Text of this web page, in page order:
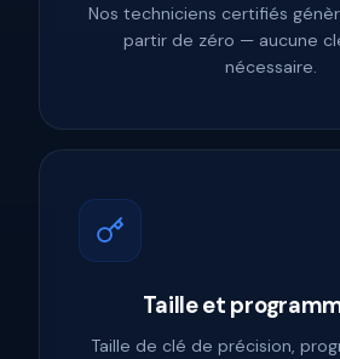
Nos techniciens certifiés
partir de zéro — aucune
nécessaire.
Taille et
Taille de clé de précision,